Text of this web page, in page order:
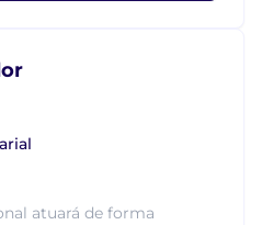
atuará de forma